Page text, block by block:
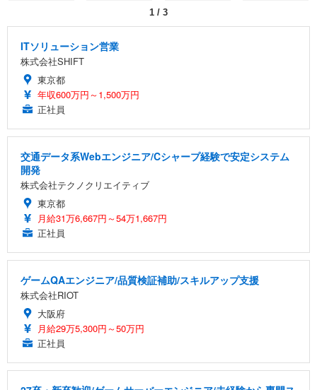
SIHOO B100 オフィスチェア／デスクチェア メッシ
ュチェア 人間工学 疲れない ブラック
￥27,999
能 人間工学 椅子 腰サポート 90度跳ね上げ式アーム
ョン PCチェア 通気性メッシュ ゲーミング/勉強/事
￥7,680
Sezlife オフィスチェア デスクチェア 疲れない テレ
能 人間工学 椅子 腰サポート 90度跳ね上げ式アーム
レスト 3Dヘッドレスト ハンガー付き 高反発クッシ
務用 おしゃれ パソコンチェア (ホワイト)
ANDWINT オフィスチェア デスクチェア 肘なし メ
ッシュ 通気性 ランバーサポート付き 腰サポート ガ
勤務 ブラック
EIZO ビジネス向けプレミアムモニター | FlexScan
イト
￥109,572
フック付き（CFI-ZDM1J）
【整備済み品】Dell E2724HS 27インチ 液晶モニタ
ort/VGA スピーカー内蔵 高さ調整 スイベル VESA対
応 ComfortView ビジネス向け
【MiniLED/24.5inch/280Hz/FHD】GRAPHT THE S
HOOTER Gaming Monitor 24” Essential ゲーミン
Amazonベーシック ペットシーツ 厚型 ワイド 42枚
x2袋(84枚) ホワイト(吸収面:ライトブルー)
￥3,234
り 単品
Smart Basic(スマートベーシック) 【Amazon.co.jp
超厚型 お徳用 ワイド 100枚入 (x 1) (ケース販売)
アイリスオーヤマ ペットシーツ 超厚型 お徳用 レギ
1 / 3
ITソリューション営業
株式会社SHIFT
東京都
年収600万円～1,500万円
正社員
交通データ系Webエンジニア/Cシャープ経験で安定システム
開発
株式会社テクノクリエイティブ
東京都
月給31万6,667円～54万1,667円
正社員
ゲームQAエンジニア/品質検証補助/スキルアップ支援
株式会社RIOT
大阪府
月給29万5,300円～50万円
正社員